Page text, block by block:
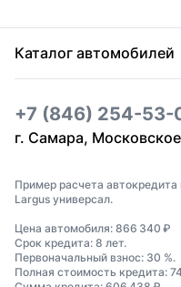
Каталог автомобилей
+7 (846) 254-53-
г. Самара,
Пример расчета
Largus универсал.
Цена автомобиля: 866 340 ₽
Срок кредита: 8 лет.
Первоначальный взнос: 30 %.
Полная стоимость кредита: